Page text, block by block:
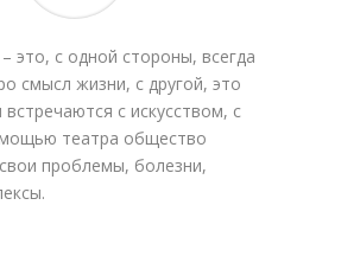
это, с одной стороны, всегда
смысл жизни, с другой, это
с искусством, с
театра общество
проблемы, болезни,